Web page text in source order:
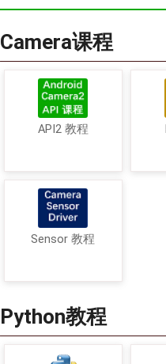
Camera课程
API2 教程
Sensor 教程
Python教程